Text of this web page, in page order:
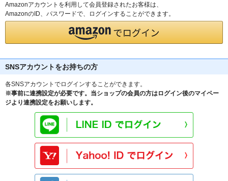
Amazonアカウントを利用して会員登録されたお客様は、
AmazonのID、パスワードで、ログインすることができます。
SNSアカウントをお持ちの方
各SNSアカウントでログインすることができます。
※事前に連携設定が必要です。当ショップの会員の方はログイン後のマイペー
ジより連携設定をお願いします。